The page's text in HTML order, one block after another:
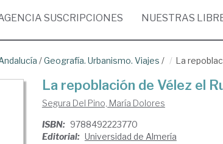
SUSCRIPCIONES NUESTRAS
/Geografía. Urbanismo. Viajes / La
La repoblación de Vélez el
Segura Del Pino, María Dolores
ISBN: 9788492223770
Editorial: Universidad de Almería